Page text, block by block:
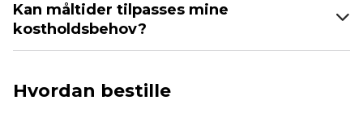
Kan måltider tilpasses mine
kostholdsbehov?
Hvordan bestille